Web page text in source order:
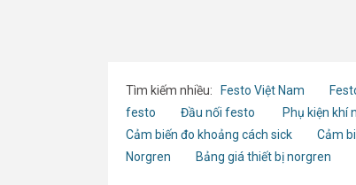
Tìm kiếm nhiều: Festo Việt Nam
festo
Đầu nối festo Phụ kiện khí
Cảm biến đo khoảng cách sick
Cảm
Norgren
Bảng giá thiết bị norgren